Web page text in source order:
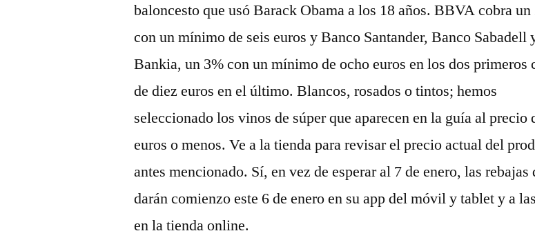
baloncesto que usó Barack Obama a los 18 años. BBVA cobra
con un mínimo de seis euros y Banco Santander, Banco Sabadell
Bankia, un 3% con un mínimo de ocho euros en los dos primeros
de diez euros en el último. Blancos, rosados o tintos; hemos
seleccionado los vinos de súper que aparecen en la guía al precio
euros o menos. Ve a la tienda para revisar el precio actual del
antes mencionado. Sí, en vez de esperar al 7 de enero, las rebajas
darán comienzo este 6 de enero en su app del móvil y tablet y a
en la tienda online.